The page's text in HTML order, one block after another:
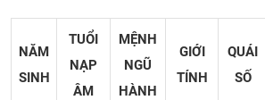
NĂM
SINH
TUỔI
NẠP
ÂM
MỆNH
NGŨ
HÀNH
GIỚI
TÍNH
QUÁI
SỐ